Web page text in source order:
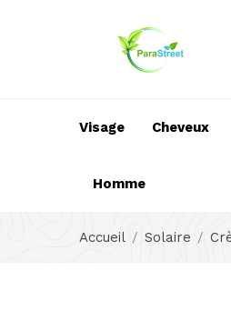
Visage Cheveux
Homme
Accueil Solaire